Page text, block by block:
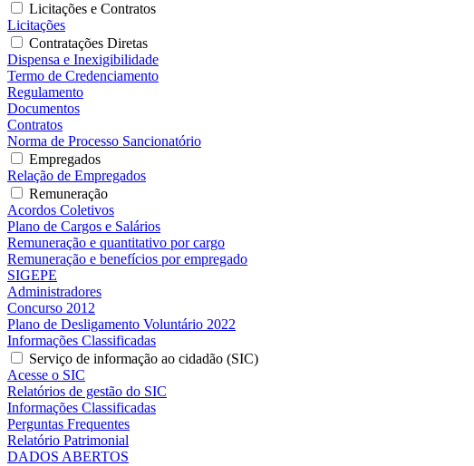
Licitações e Contratos
Licitações
Contratações Diretas
Dispensa e Inexigibilidade
Termo de Credenciamento
Regulamento
Documentos
Contratos
Norma de Processo Sancionatório
Empregados
Relação de Empregados
Remuneração
Acordos Coletivos
Plano de Cargos e Salários
Remuneração e quantitativo por cargo
Remuneração e benefícios por empregado
SIGEPE
Administradores
Concurso 2012
Plano de Desligamento Voluntário 2022
Informações Classificadas
Serviço de informação ao cidadão (SIC)
Acesse o SIC
Relatórios de gestão do SIC
Informações Classificadas
Perguntas Frequentes
Relatório Patrimonial
DADOS ABERTOS